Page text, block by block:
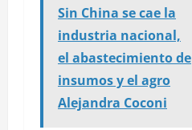
Sin China se cae la
industria nacional,
el abastecimiento de
insumos y el agro
Alejandra Coconi